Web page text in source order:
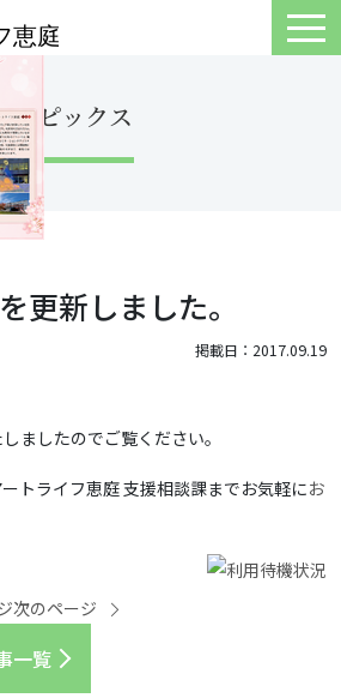
トピックス
更新しました。
掲載日：2017.09.19
ましたのでご覧ください。
トライフ恵庭 支援相談課までお気軽にお
一覧
次のページ